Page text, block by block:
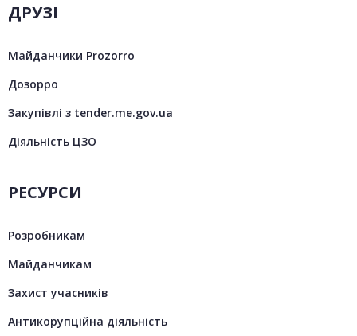
ДРУЗІ
Майданчики Prozorro
Дозорро
Закупівлі з tender.me.gov.ua
Діяльність ЦЗО
РЕСУРСИ
Розробникам
Майданчикам
Захист учасників
Антикорупційна діяльність